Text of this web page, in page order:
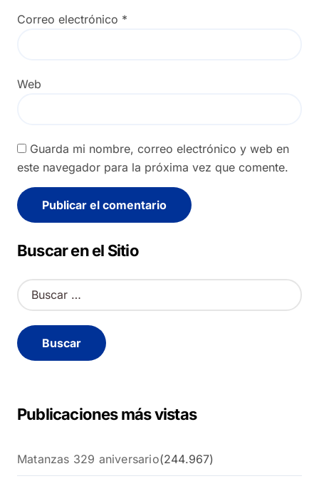
Correo electrónico *
Web
Guarda mi nombre, correo electrónico y web en
este navegador para la próxima vez que comente.
Buscar en el Sitio
B
u
c
a
Publicaciones más vistas
Matanzas 329 aniversario(244.967)